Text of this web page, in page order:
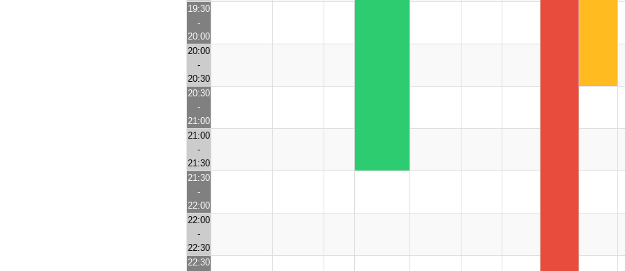
19:30
-
20:00
20:00
-
20:30
20:30
-
21:00
21:00
-
21:30
21:30
-
22:00
22:00
-
22:30
22:30